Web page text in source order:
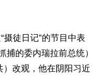
摄徒日记”的节目中表
捕的委内瑞拉前总统）
改观，他在阴阳习近